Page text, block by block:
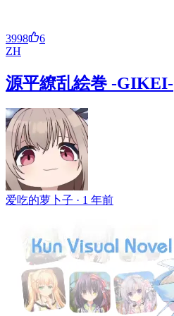
3998
6
ZH
源平繚乱絵巻 -GIKEI-
爱吃的萝卜子 · 1 年前